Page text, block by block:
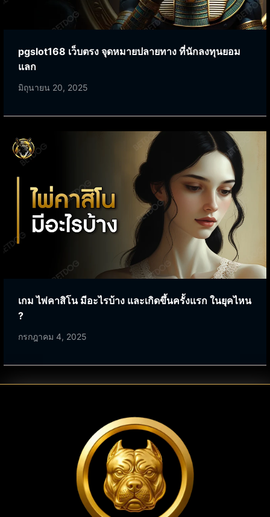
pgslot168 เว็บตรง จุดหมายปลายทาง ที่นักลงทุนยอม
แลก
มิถุนายน 20, 2025
เกม ไพ่คาสิโน มีอะไรบ้าง และเกิดขึ้นครั้งแรก ในยุคไหน
?
กรกฎาคม 4, 2025